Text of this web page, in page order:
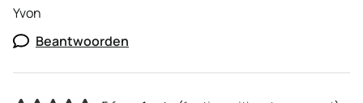
Yvon
Beantwoorden